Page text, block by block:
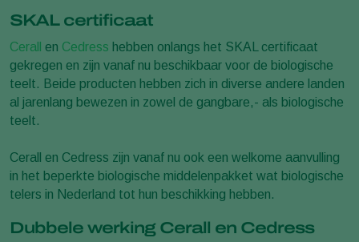
SKAL certificaat
Cerall en Cedress hebben onlangs het SKAL certificaat
gekregen en zijn vanaf nu beschikbaar voor de biologische
teelt. Beide producten hebben zich in diverse andere landen
al jarenlang bewezen in zowel de gangbare,- als biologische
teelt.
Cerall en Cedress zijn vanaf nu ook een welkome aanvulling
in het beperkte biologische middelenpakket wat biologische
telers in Nederland tot hun beschikking hebben.
Dubbele werking Cerall en Cedress